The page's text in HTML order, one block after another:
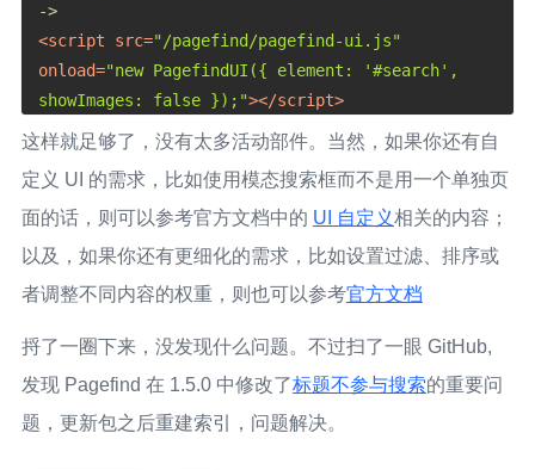
->
<script src="/pagefind/pagefind-ui.js"
onload="new PagefindUI({ element: '#search',
showImages: false });"></script>
<!-- ^ 如果你改了 div 框框的 id, 也需要修改这里的名
这样就足够了，没有太多活动部件。当然，如果你还有自
定义 UI 的需求，比如使用模态搜索框而不是用一个单独页
面的话，则可以参考官方文档中的 UI 自定义相关的内容；
以及，如果你还有更细化的需求，比如设置过滤、排序或
者调整不同内容的权重，则也可以参考官方文档
捋了一圈下来，没发现什么问题。不过扫了一眼 GitHub,
发现 Pagefind 在 1.5.0 中修改了标题不参与搜索的重要问
题，更新包之后重建索引，问题解决。